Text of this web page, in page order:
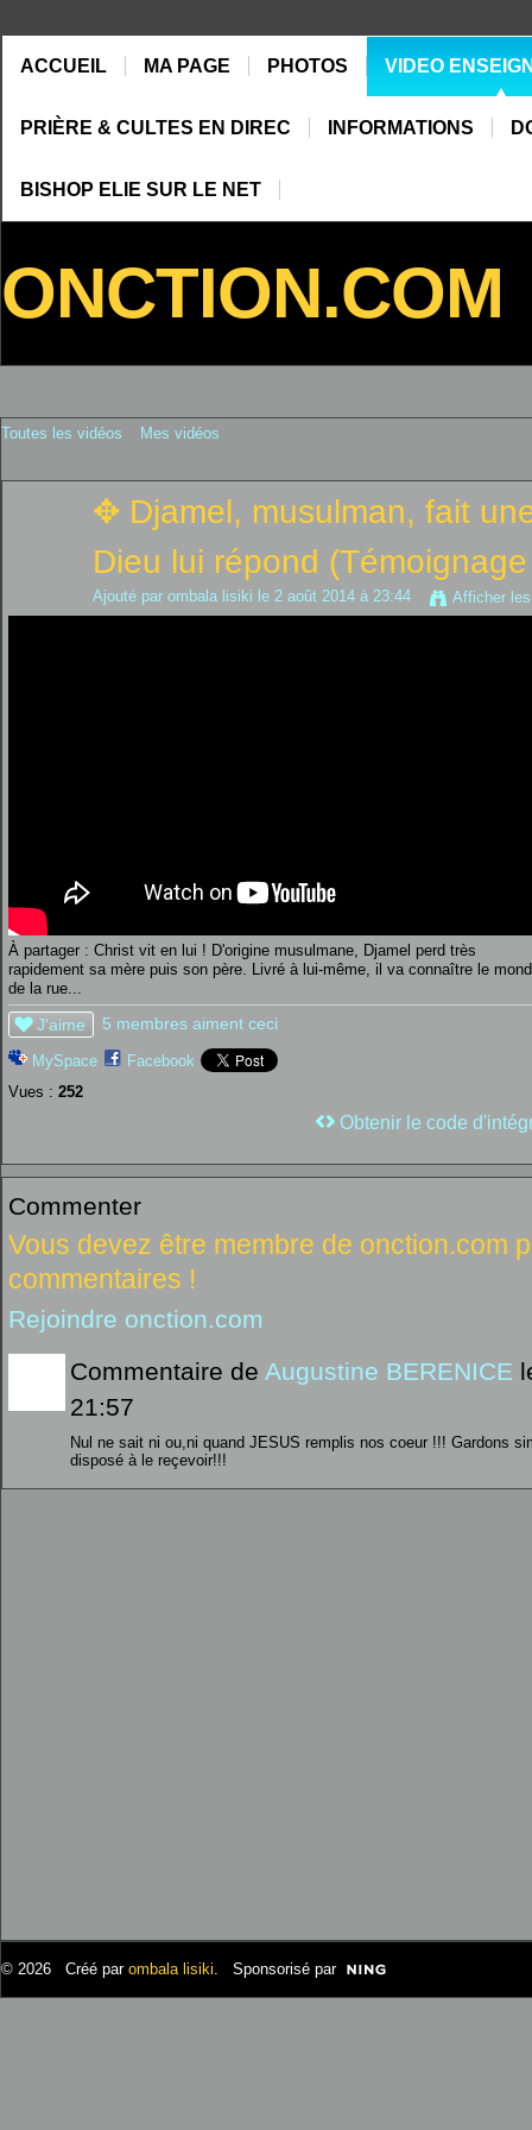
ACCUEIL MA PAGE PHOTOS VIDEO
PRIÈRE & CULTES EN DIREC INFORMATIONS
BISHOP ELIE SUR LE NET
ONCTION.COM
Toutes les vidéos Mes vidéos
✥ Djamel, musulman, fait
Dieu lui répond
Ajouté par ombala lisiki le 2 août 2014 à 23:44 Afficher
À partager : Christ vit en lui ! D'origine musulmane, Djamel perd très
rapidement sa mère puis son père. Livré à lui-même, il va connaître le
de la rue...
J'aime 5 membres aiment ceci
MySpace
Facebook
Vues : 252
Obtenir le code
Commenter
Vous devez être membre de onction.com
commentaires !
Rejoindre onction.com
Commentaire de Augustine BERENICE
21:57
Nul ne sait ni ou,ni quand JESUS remplis nos coeur !!! Gardons
disposé à le reçevoir!!!
© 2026 Créé par ombala lisiki. Sponsorisé par